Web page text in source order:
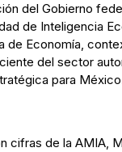
del Gobierno
de Inteligencia
de Economía,
del sector
para
cifras de la AMIA,